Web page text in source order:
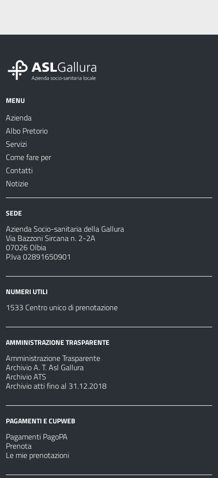
MENU
Azienda
Albo Pretorio
Servizi
Come fare per
Contatti
Notizie
SEDE
Azienda Socio-sanitaria della Gallura
Via Bazzoni Sircana n. 2-2A
07026 Olbia
P.Iva 02891650901
NUMERI UTILI
1533 Centro unico di prenotazione
AMMINISTRAZIONE TRASPARENTE
Amministrazione Trasparente
Archivio A. T. Asl Gallura
Archivio ATS
Archivio atti fino al 31.12.2018
PAGAMENTI E CUPWEB
Pagamenti PagoPA
Prenota
Le mie prenotazioni